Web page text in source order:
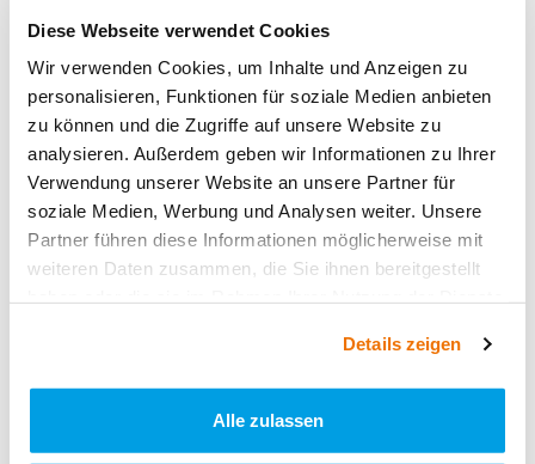
Diese Webseite verwendet Cookies
Wir verwenden Cookies, um Inhalte und Anzeigen zu
personalisieren, Funktionen für soziale Medien anbieten
zu können und die Zugriffe auf unsere Website zu
analysieren. Außerdem geben wir Informationen zu Ihrer
Verwendung unserer Website an unsere Partner für
soziale Medien, Werbung und Analysen weiter. Unsere
Partner führen diese Informationen möglicherweise mit
weiteren Daten zusammen, die Sie ihnen bereitgestellt
Details zeigen
Alle zulassen